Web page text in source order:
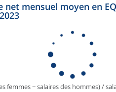
net mensuel moyen en
femmes − salaires des hommes) /